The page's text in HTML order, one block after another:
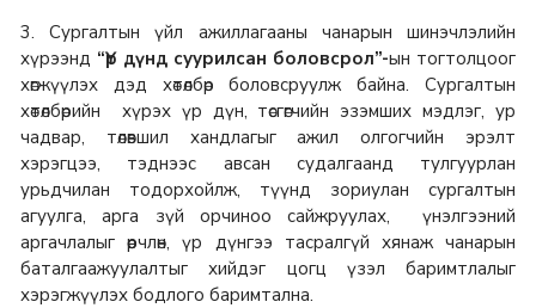
3. Сургалтын үйл ажиллагааны чанарын шинэчлэлийн
хүрээнд “Үр дүнд суурилсан боловсрол”-ын тогтолцоог
хөгжүүлэх дэд хөтөлбөр боловсруулж байна. Сургалтын
хөтөлбөрийн хүрэх үр дүн, төсгөгчийн эзэмших мэдлэг, ур
чадвар, төлөвшил хандлагыг ажил олгогчийн эрэлт
хэрэгцээ, тэднээс авсан судалгаанд тулгуурлан
урьдчилан тодорхойлж, түүнд зориулан сургалтын
агуулга, арга зүй орчиноо сайжруулах, үнэлгээний
аргачлалыг өөрчлөн, үр дүнгээ тасралгүй хянаж чанарын
баталгаажуулалтыг хийдэг цогц үзэл баримтлалыг
хэрэгжүүлэх бодлого баримтална.